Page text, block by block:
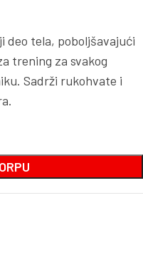
deo tela, poboljšavajući
trening za svakog
Sadrži rukohvate i